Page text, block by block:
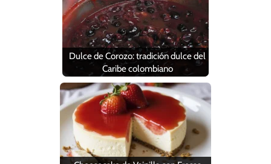
Dulce de Corozo: tradición dulce del
Caribe colombiano